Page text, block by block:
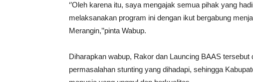
‘’Oleh karena itu, saya mengajak semua pihak yang
melaksanakan program ini dengan ikut bergabung
Merangin,’’pinta Wabup.
Diharapkan wabup, Rakor dan Launcing BAAS
permasalahan stunting yang dihadapi, sehingga